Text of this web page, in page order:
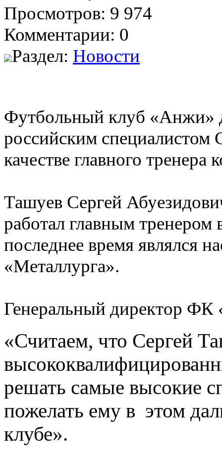
Просмотров: 9 974
Комментарии: 0
Раздел: Новости
Футбольный клуб «Анжи»
российским специалистом
качестве главного тренера
Ташуев Сергей
работал главным тренером
последнее время являлся
«Металлурга».
Генеральный директор
«Считаем, что Сергей
решать самые высокие
пожелать ему в этом
клубе».